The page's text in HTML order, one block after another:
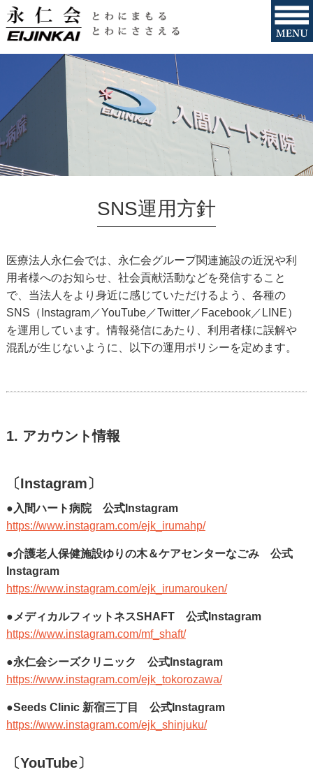
SNS運用方針
医療法人永仁会では、永仁会グループ関連施設の近況や利
用者様へのお知らせ、社会貢献活動などを発信すること
で、当法人をより身近に感じていただけるよう、各種の
SNS（Instagram／YouTube／Twitter／Facebook／LINE）
を運用しています。情報発信にあたり、利用者様に誤解や
混乱が生じないように、以下の運用ポリシーを定めます。
1. アカウント情報
〔Instagram〕
●入間ハート病院 公式Instagram
https://www.instagram.com/ejk_irumahp/
●介護老人保健施設ゆりの木＆ケアセンターなごみ 公式
Instagram
https://www.instagram.com/ejk_irumarouken/
●メディカルフィットネスSHAFT 公式Instagram
https://www.instagram.com/mf_shaft/
●永仁会シーズクリニック 公式Instagram
https://www.instagram.com/ejk_tokorozawa/
●Seeds Clinic 新宿三丁目 公式Instagram
https://www.instagram.com/ejk_shinjuku/
〔YouTube〕